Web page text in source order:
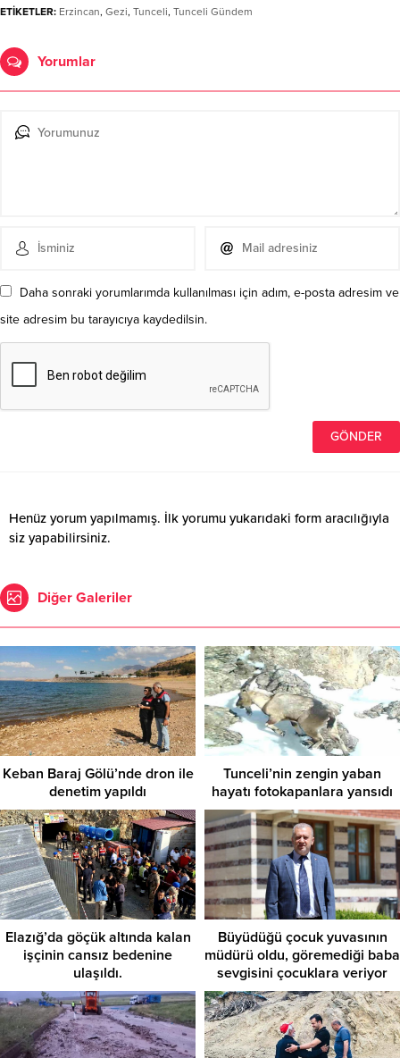
ETİKETLER: Erzincan, Gezi, Tunceli, Tunceli Gündem
Yorumlar
Daha sonraki yorumlarımda kullanılması için adım, e-posta adresim ve
site adresim bu tarayıcıya kaydedilsin.
Henüz yorum yapılmamış. İlk yorumu yukarıdaki form aracılığıyla
siz yapabilirsiniz.
Diğer Galeriler
Keban Baraj Gölü’nde dron ile
denetim yapıldı
Tunceli’nin zengin yaban
hayatı fotokapanlara yansıdı
Elazığ’da göçük altında kalan
işçinin cansız bedenine
ulaşıldı.
Büyüdüğü çocuk yuvasının
müdürü oldu, göremediği baba
sevgisini çocuklara veriyor